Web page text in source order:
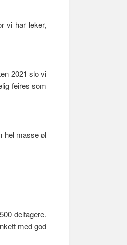
vi har leker,
2021 slo vi
feires som
hel masse øl
deltagere.
med god